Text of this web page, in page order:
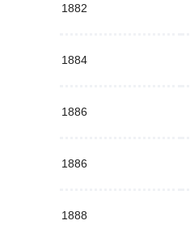
1882
1884
1886
1886
1888